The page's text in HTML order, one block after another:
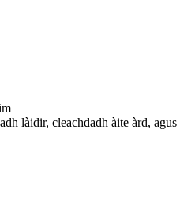
làidir, cleachdadh àite àrd, agus